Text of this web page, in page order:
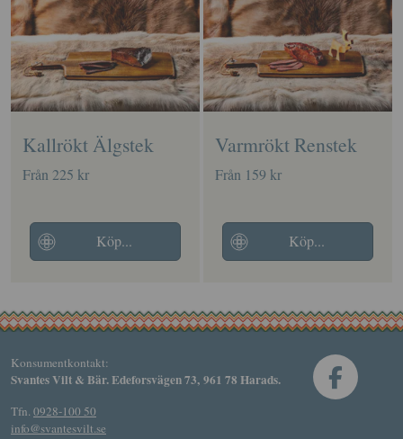
Kallrökt Älgstek
Från 225 kr
Köp...
Varmrökt Renstek
Från 159 kr
Köp...
Konsumentkontakt:
Svantes Vilt & Bär. Edeforsvägen 73, 961 78 Harads.
Tfn. 0928-100 50
info@svantesvilt.se